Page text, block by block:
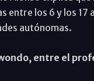
entre los 6 y los
autónomas.
entre el